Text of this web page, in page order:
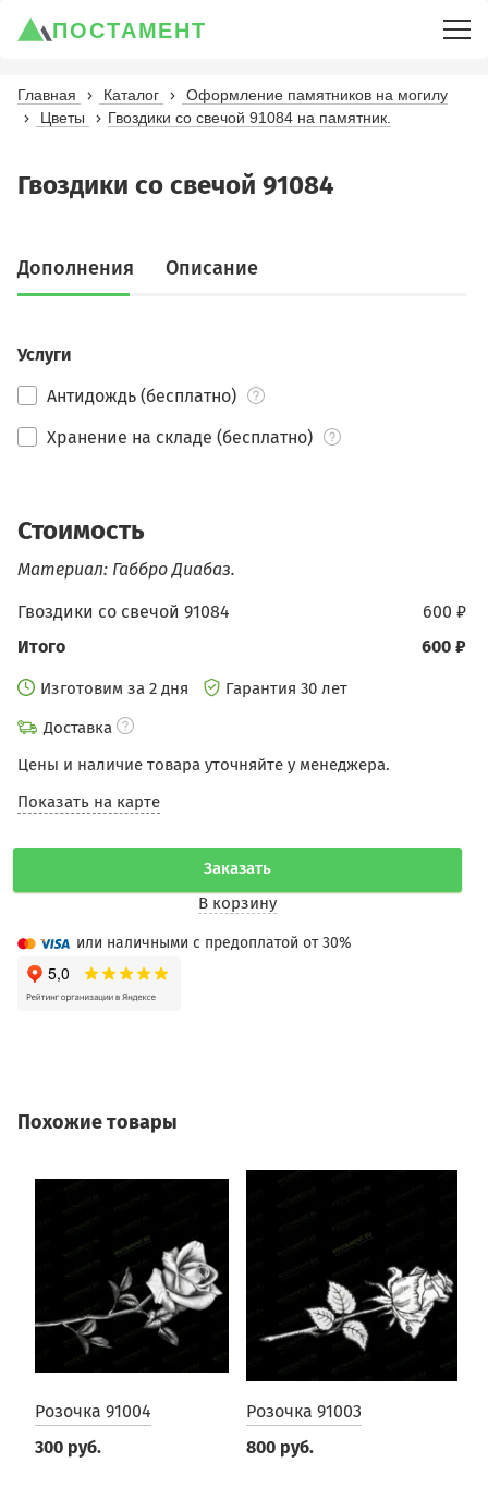
ПОСТАМЕНТ
Главная Каталог
Оформление памятников на могилу
Цветы
Гвоздики со свечой 91084 на памятник.
Гвоздики со свечой 91084
Дополнения Описание
Услуги
Антидождь (бесплатно)
Хранение на складе (бесплатно)
Стоимость
Материал: Габбро Диабаз.
600 ₽
Гвоздики со свечой 91084
600 ₽
Итого
Изготовим за 2 дня
Гарантия 30 лет
Доставка
Цены и наличие товара уточняйте у менеджера.
Показать на карте
Заказать
В корзину
или наличными с предоплатой от 30%
Похожие товары
Розочка 91004
300 руб.
Розочка 91003
800 руб.